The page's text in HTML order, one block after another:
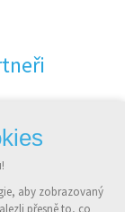
aby zobrazovaný
přesně to, co